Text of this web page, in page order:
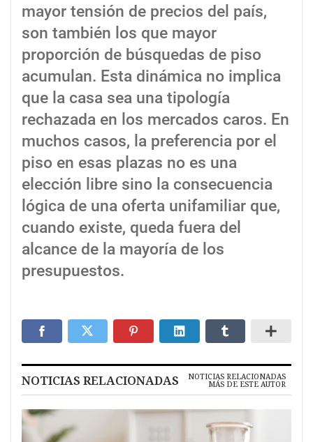
mayor tensión de precios del país,
son también los que mayor
proporción de búsquedas de piso
acumulan. Esta dinámica no implica
que la casa sea una tipología
rechazada en los mercados caros. En
muchos casos, la preferencia por el
piso en esas plazas no es una
elección libre sino la consecuencia
lógica de una oferta unifamiliar que,
cuando existe, queda fuera del
alcance de la mayoría de los
presupuestos.
NOTICIAS RELACIONADAS NOTICIAS RELACIONADAS
MÁS DE ESTE AUTOR